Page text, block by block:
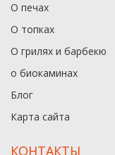
О печах
О топках
О грилях и барбекю
о биокаминах
Блог
Карта сайта
КОНТАКТЫ